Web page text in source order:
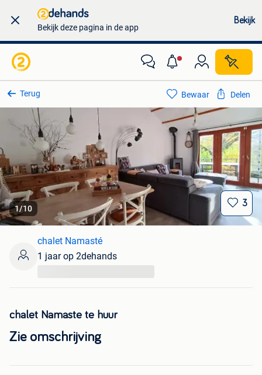
Bekijk deze pagina in de app
Bekijk
Terug
1/10
3
Bewaar Delen
chalet Namaste te huur
Zie omschrijving
chalet Namasté
1 jaar op 2dehands